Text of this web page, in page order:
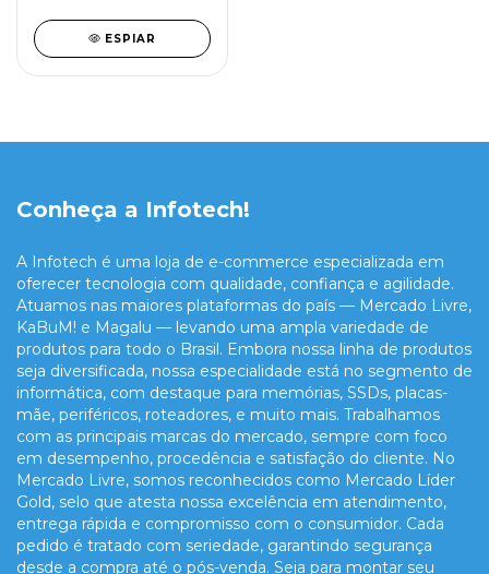
ESPIAR
Conheça a Infotech!
A Infotech é uma loja de e-commerce especializada em
oferecer tecnologia com qualidade, confiança e agilidade.
Atuamos nas maiores plataformas do país — Mercado Livre,
KaBuM! e Magalu — levando uma ampla variedade de
produtos para todo o Brasil. Embora nossa linha de produtos
seja diversificada, nossa especialidade está no segmento de
informática, com destaque para memórias, SSDs, placas-
mãe, periféricos, roteadores, e muito mais. Trabalhamos
com as principais marcas do mercado, sempre com foco
em desempenho, procedência e satisfação do cliente. No
Mercado Livre, somos reconhecidos como Mercado Líder
Gold, selo que atesta nossa excelência em atendimento,
entrega rápida e compromisso com o consumidor. Cada
pedido é tratado com seriedade, garantindo segurança
desde a compra até o pós-venda. Seja para montar seu